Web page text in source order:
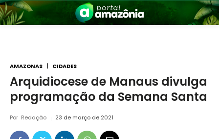
AMAZONAS CIDADES
Arquidiocese de Manaus divulga
programação da Semana Santa
Por Redação 23 de março de 2021